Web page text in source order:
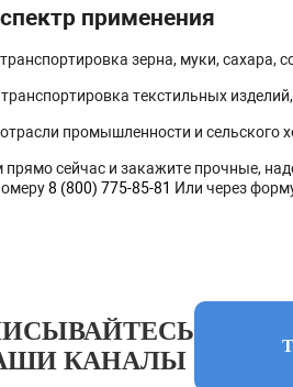
применения
зерна, муки, сахара,
текстильных
промышленности и сельского
прямо сейчас и закажите прочные,
8 (800) 775-85-81 Или через
КАНАЛЫ